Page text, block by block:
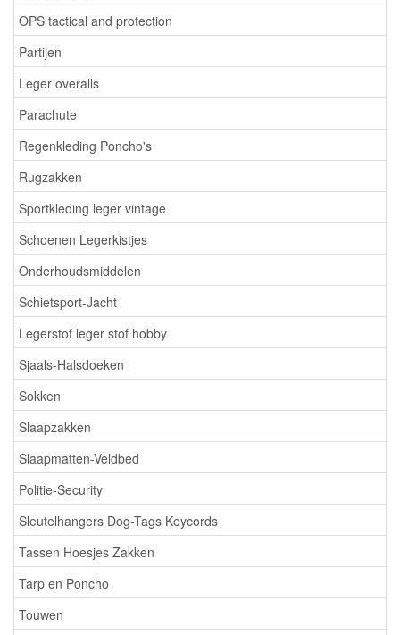
OPS tactical and protection
Partijen
Leger overalls
Parachute
Regenkleding Poncho's
Rugzakken
Sportkleding leger vintage
Schoenen Legerkistjes
Onderhoudsmiddelen
Schietsport-Jacht
Legerstof leger stof hobby
Sjaals-Halsdoeken
Sokken
Slaapzakken
Slaapmatten-Veldbed
Politie-Security
Sleutelhangers Dog-Tags Keycords
Tassen Hoesjes Zakken
Tarp en Poncho
Touwen